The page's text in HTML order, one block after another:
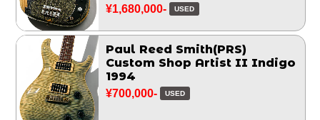
¥1,680,000- USED
Paul Reed Smith(PRS)
Custom Shop Artist II Indigo
1994
¥700,000- USED